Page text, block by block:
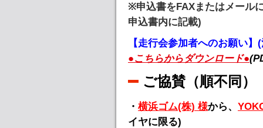
※申込書をFAXまたはメール
申込書内に記載)
【走行会参加者へのお願い】
●こちらからダウンロード●
ご協賛（順不同）
・ 横浜ゴム(株) 様から、
イヤに限る)